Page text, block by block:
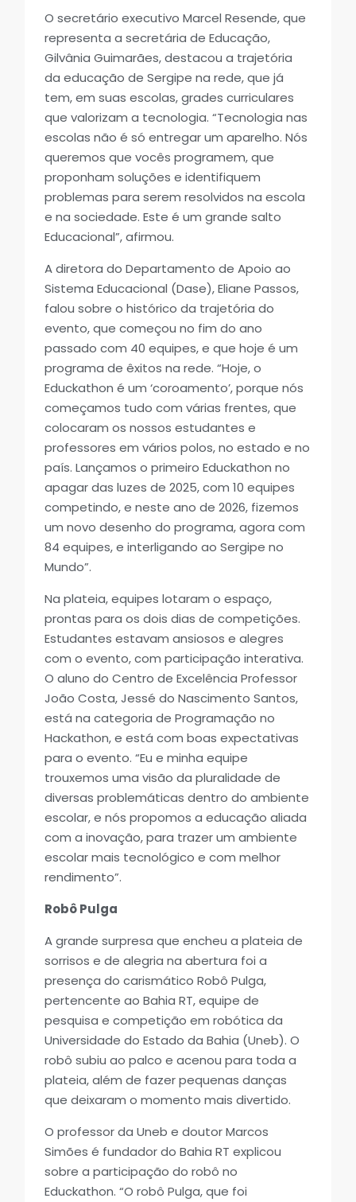
O secretário executivo Marcel Resende, que
representa a secretária de Educação,
Gilvânia Guimarães, destacou a trajetória
da educação de Sergipe na rede, que já
tem, em suas escolas, grades curriculares
que valorizam a tecnologia. “Tecnologia nas
escolas não é só entregar um aparelho. Nós
queremos que vocês programem, que
proponham soluções e identifiquem
problemas para serem resolvidos na escola
e na sociedade. Este é um grande salto
Educacional”, afirmou.
A diretora do Departamento de Apoio ao
Sistema Educacional (Dase), Eliane Passos,
falou sobre o histórico da trajetória do
evento, que começou no fim do ano
passado com 40 equipes, e que hoje é um
programa de êxitos na rede. “Hoje, o
Educkathon é um ‘coroamento’, porque nós
começamos tudo com várias frentes, que
colocaram os nossos estudantes e
professores em vários polos, no estado e no
país. Lançamos o primeiro Educkathon no
apagar das luzes de 2025, com 10 equipes
competindo, e neste ano de 2026, fizemos
um novo desenho do programa, agora com
84 equipes, e interligando ao Sergipe no
Mundo”.
Na plateia, equipes lotaram o espaço,
prontas para os dois dias de competições.
Estudantes estavam ansiosos e alegres
com o evento, com participação interativa.
O aluno do Centro de Excelência Professor
João Costa, Jessé do Nascimento Santos,
está na categoria de Programação no
Hackathon, e está com boas expectativas
para o evento. “Eu e minha equipe
trouxemos uma visão da pluralidade de
diversas problemáticas dentro do ambiente
escolar, e nós propomos a educação aliada
com a inovação, para trazer um ambiente
escolar mais tecnológico e com melhor
rendimento”.
Robô Pulga
A grande surpresa que encheu a plateia de
sorrisos e de alegria na abertura foi a
presença do carismático Robô Pulga,
pertencente ao Bahia RT, equipe de
pesquisa e competição em robótica da
Universidade do Estado da Bahia (Uneb). O
robô subiu ao palco e acenou para toda a
plateia, além de fazer pequenas danças
que deixaram o momento mais divertido.
O professor da Uneb e doutor Marcos
Simões é fundador do Bahia RT explicou
sobre a participação do robô no
Educkathon. “O robô Pulga, que foi